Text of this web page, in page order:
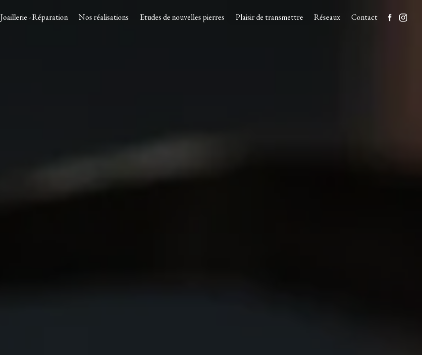
Joaillerie - Réparation Nos réalisations Etudes de nouvelles pierres Plaisir de transmettre Réseaux Contact